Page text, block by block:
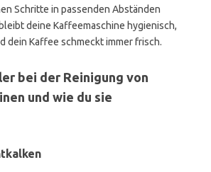
Schritte in passenden Abständen
deine Kaffeemaschine hygienisch,
dein Kaffee schmeckt immer frisch.
bei der Reinigung von
und wie du sie